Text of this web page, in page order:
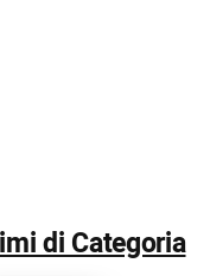
di Categoria